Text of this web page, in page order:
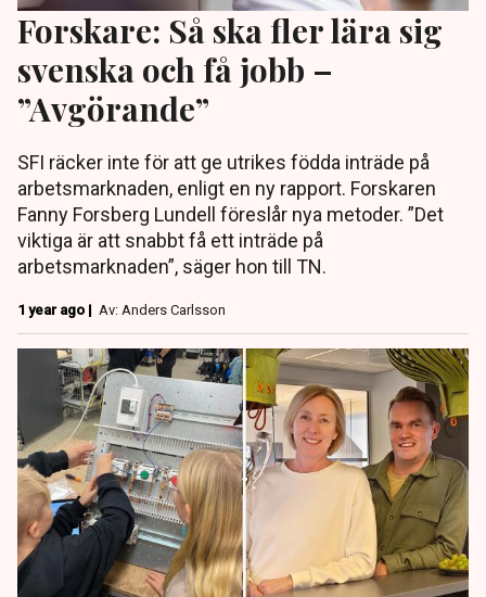
Forskare: Så ska fler lära sig
svenska och få jobb –
”Avgörande”
SFI räcker inte för att ge utrikes födda inträde på
arbetsmarknaden, enligt en ny rapport. Forskaren
Fanny Forsberg Lundell föreslår nya metoder. ”Det
viktiga är att snabbt få ett inträde på
arbetsmarknaden”, säger hon till TN.
1 year ago | Av: Anders Carlsson